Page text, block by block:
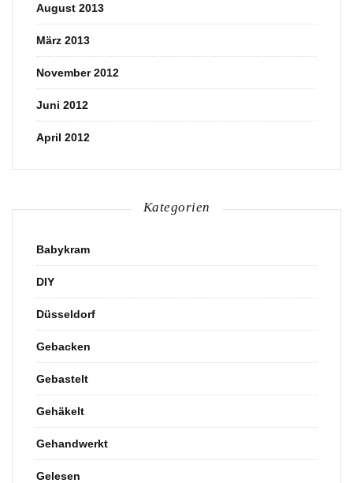
August 2013
März 2013
November 2012
Juni 2012
April 2012
Kategorien
Babykram
DIY
Düsseldorf
Gebacken
Gebastelt
Gehäkelt
Gehandwerkt
Gelesen